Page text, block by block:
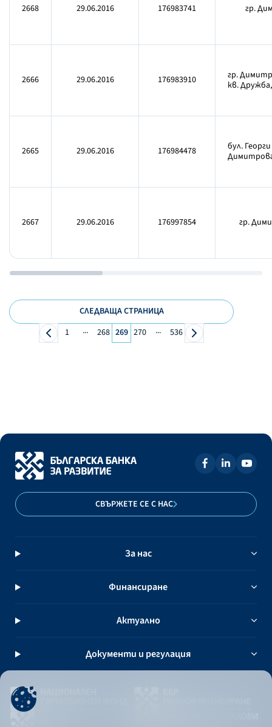
2668 29.06.2016 176983741 гр.
2666 29.06.2016 176983910
гр.
кв.
2665 29.06.2016 176984478
бул.
2667 29.06.2016 176997854 гр.
СЛЕДВАЩА СТРАНИЦА
1
... 268 269 270 ... 536
СВЪРЖЕТЕ СЕ С НАС
За нас
Финансиране
Актуално
Документи и регулация